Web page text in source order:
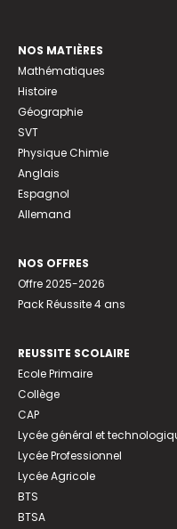
NOS MATIÈRES
Mathématiques
Histoire
Géographie
SVT
Physique Chimie
Anglais
Espagnol
Allemand
NOS OFFRES
Offre 2025-2026
Pack Réussite 4 ans
REUSSITE SCOLAIRE
Ecole Primaire
Collège
CAP
Lycée général et
Lycée Professionnel
Lycée Agricole
BTS
BTSA